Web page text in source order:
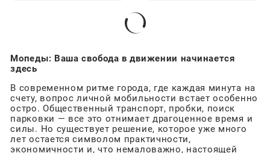
Мопеды: Ваша свобода в движении начинается
здесь
В современном ритме города, где каждая минута на
счету, вопрос личной мобильности встает особенно
остро. Общественный транспорт, пробки, поиск
парковки — все это отнимает драгоценное время и
силы. Но существует решение, которое уже много
лет остается символом практичности,
экономичности и, что немаловажно, настоящей